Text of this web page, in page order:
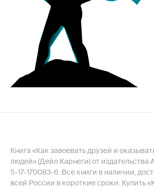
Книга «Как завоевать друзей и
людей» (Дейл Карнеги) от издательства
5-17-170083-6. Все книги в наличии,
всей России в короткие сроки. Купить